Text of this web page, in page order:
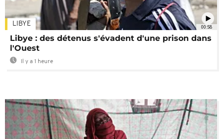
00:58
LIBYE
Libye : des détenus s'évadent d'une prison dans
l'Ouest
Il y a 1 heure